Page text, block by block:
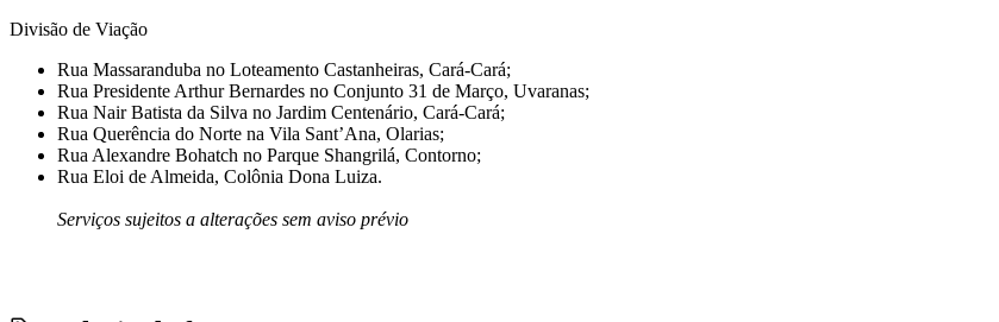
Divisão de Viação
Rua Massaranduba no Loteamento Castanheiras, Cará-Cará;
Rua Presidente Arthur Bernardes no Conjunto 31 de Março, Uvaranas;
Rua Nair Batista da Silva no Jardim Centenário, Cará-Cará;
Rua Querência do Norte na Vila Sant’Ana, Olarias;
Rua Alexandre Bohatch no Parque Shangrilá, Contorno;
Rua Eloi de Almeida, Colônia Dona Luiza.
Serviços sujeitos a alterações sem aviso prévio